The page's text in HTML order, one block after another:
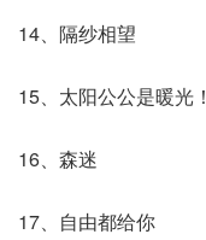
14、隔纱相望
15、太阳公公是暖光！
16、森迷
17、自由都给你